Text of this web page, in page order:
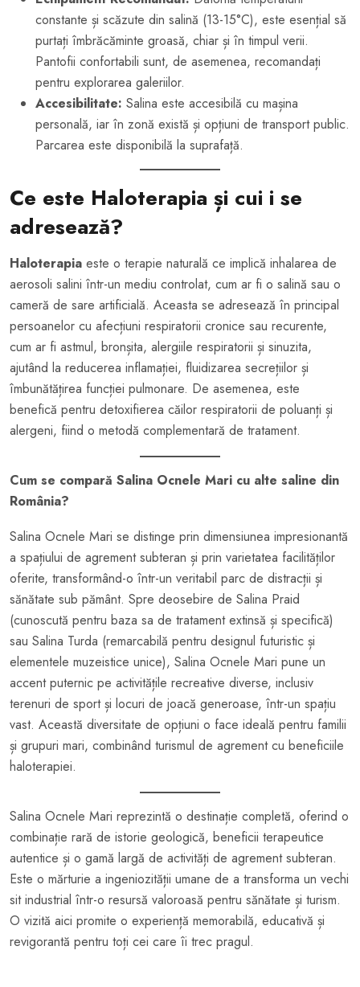
constante și scăzute din salină (13-15°C), este esențial să
purtați îmbrăcăminte groasă, chiar și în timpul verii.
Pantofii confortabili sunt, de asemenea, recomandați
pentru explorarea galeriilor.
Accesibilitate: Salina este accesibilă cu mașina
personală, iar în zonă există și opțiuni de transport public.
Parcarea este disponibilă la suprafață.
Ce este Haloterapia și cui i se
adresează?
Haloterapia este o terapie naturală ce implică inhalarea de
aerosoli salini într-un mediu controlat, cum ar fi o salină sau o
cameră de sare artificială. Aceasta se adresează în principal
persoanelor cu afecțiuni respiratorii cronice sau recurente,
cum ar fi astmul, bronșita, alergiile respiratorii și sinuzita,
ajutând la reducerea inflamației, fluidizarea secrețiilor și
îmbunătățirea funcției pulmonare. De asemenea, este
benefică pentru detoxifierea căilor respiratorii de poluanți și
alergeni, fiind o metodă complementară de tratament.
Cum se compară Salina Ocnele Mari cu alte saline din
România?
Salina Ocnele Mari se distinge prin dimensiunea impresionantă
a spațiului de agrement subteran și prin varietatea facilităților
oferite, transformând-o într-un veritabil parc de distracții și
sănătate sub pământ. Spre deosebire de Salina Praid
(cunoscută pentru baza sa de tratament extinsă și specifică)
sau Salina Turda (remarcabilă pentru designul futuristic și
elementele muzeistice unice), Salina Ocnele Mari pune un
accent puternic pe activitățile recreative diverse, inclusiv
terenuri de sport și locuri de joacă generoase, într-un spațiu
vast. Această diversitate de opțiuni o face ideală pentru familii
și grupuri mari, combinând turismul de agrement cu beneficiile
haloterapiei.
Salina Ocnele Mari reprezintă o destinație completă, oferind o
combinație rară de istorie geologică, beneficii terapeutice
autentice și o gamă largă de activități de agrement subteran.
Este o mărturie a ingeniozității umane de a transforma un vechi
sit industrial într-o resursă valoroasă pentru sănătate și turism.
O vizită aici promite o experiență memorabilă, educativă și
revigorantă pentru toți cei care îi trec pragul.